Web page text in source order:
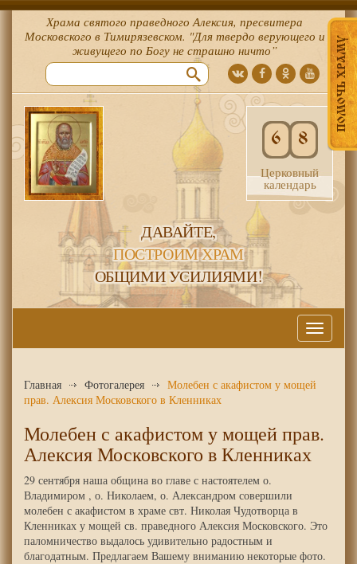
ПОМОЧЬ ХРАМУ
Храма святого праведного Алексия, пресвитера
Московского в Тимирязевском. "Для твердо верующего и
живущего по Богу не страшно ничто”
6 8
Церковный
календарь
ДАВАЙТЕ,
ПОСТРОИМ ХРАМ
ОБЩИМИ УСИЛИЯМИ!
Меню
Главная Фотогалерея
Молебен с акафистом у мощей
прав. Алексия Московского в Кленниках
Молебен с акафистом у мощей прав.
Алексия Московского в Кленниках
29 сентября наша община во главе с настоятелем о.
Владимиром , о. Николаем, о. Александром совершили
молебен с акафистом в храме свт. Николая Чудотворца в
Кленниках у мощей св. праведного Алексия Московского. Это
паломничество выдалось удивительно радостным и
благодатным. Предлагаем Вашему вниманию некоторые фото.